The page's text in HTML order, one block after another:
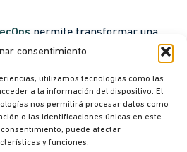
consentimiento
utilizamos tecnologías como las
a la información del dispositivo. El
nos permitirá procesar datos como
o las identificaciones únicas en este
puede afectar
y funciones.
permite transformar una
desafíos de aceleración digital.
única, de fácil aplicación y lista
que requiere de pautas y
que sea una realidad como un